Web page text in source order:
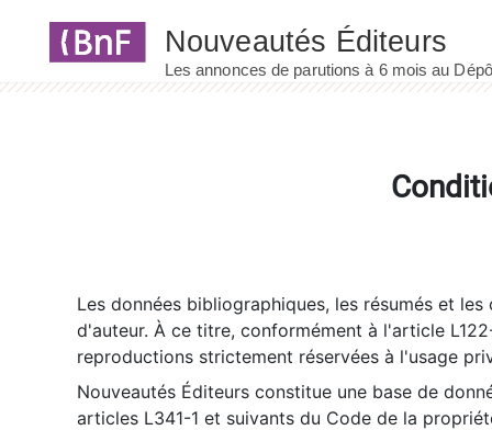
Les données bibliographiques, les résumés et
d'auteur. À ce titre, conformément à l'article
reproductions strictement réservées à l'usage
Nouveautés Éditeurs constitue une base de
articles L341-1 et suivants du Code de la